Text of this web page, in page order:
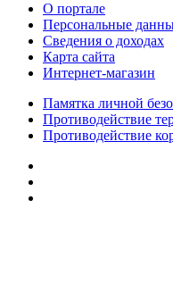
О портале
Персональные
Сведения о доходах
Карта сайта
Интернет-магазин
Памятка личной
Противодействие
Противодействие